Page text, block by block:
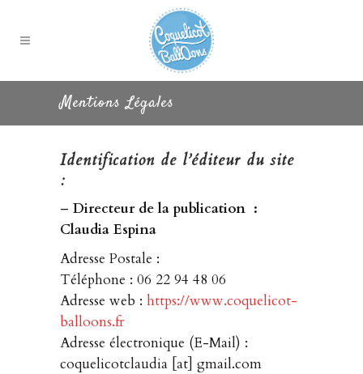
Mentions Légales
Identification de l’éditeur du site
:
– Directeur de la publication :
Claudia Espina
Adresse Postale :
Téléphone : 06 22 94 48 06
Adresse web : https://www.coquelicot-
balloons.fr
Adresse électronique (E-Mail) :
coquelicotclaudia [at] gmail.com